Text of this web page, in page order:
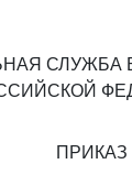
СЛУЖБА
ПРИКАЗ